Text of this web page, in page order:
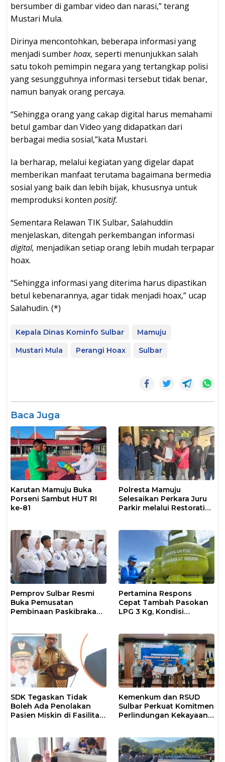
bersumber di gambar video dan narasi,” terang
Mustari Mula.
Dirinya mencontohkan, beberapa informasi yang
menjadi sumberhoax, seperti menunjukkan salah
satu tokoh pemimpin negara yang tertangkap polisi
yang sesungguhnya informasi tersebut tidak benar,
namun banyak orang percaya.
“Sehingga orang yang cakap digital harus memahami
betul gambar dan Video yang didapatkan dari
berbagai media sosial,”kata Mustari.
Ia berharap, melalui kegiatan yang digelar dapat
memberikan manfaat terutama bagaimana bermedia
sosial yang baik dan lebih bijak, khususnya untuk
memproduksi konten positif.
Sementara Relawan TIK Sulbar, Salahuddin
menjelaskan, ditengah perkembangan informasi
digital, menjadikan setiap orang lebih mudah terpapar
hoax.
“Sehingga informasi yang diterima harus dipastikan
betul kebenarannya, agar tidak menjadi hoax,” ucap
Salahudin. (*)
Kepala Dinas Kominfo Sulbar
Mamuju
Mustari Mula
Perangi Hoax Sulbar
Baca Juga
Karutan Mamuju Buka
Porseni Sambut HUT RI
ke-81
Polresta Mamuju
Selesaikan Perkara Juru
Parkir melalui Restorative
Pemprov Sulbar Resmi
Buka Pemusatan
Pembinaan Paskibraka
Pertamina Respons
Cepat Tambah Pasokan
LPG 3 Kg, Kondisi
SDK Tegaskan Tidak
Boleh Ada Penolakan
Pasien Miskin di Fasilitas
Kemenkum dan RSUD
Sulbar Perkuat Komitmen
Perlindungan Kekayaan